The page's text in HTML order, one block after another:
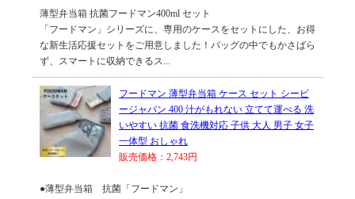
薄型弁当箱 抗菌フードマン400ml セット
「フードマン」シリーズに、専用のケースをセットにした、お得
な新生活応援セットをご用意しました！バッグの中でもかさばら
ず、スマートに収納できるス...
フードマン 薄型弁当箱 ケース セット シービ
ージャパン 400 汁がもれない 立てて運べる 洗
いやすい 抗菌 食洗機対応 子供 大人 男子 女子
一体型 おしゃれ
販売価格：2,743円
●薄型弁当箱 抗菌「フードマン」